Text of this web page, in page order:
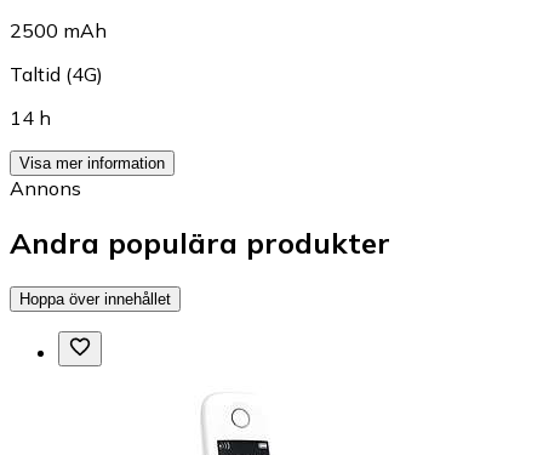
2500 mAh
Taltid (4G)
14 h
Visa mer information
Annons
Andra populära produkter
Hoppa över innehållet